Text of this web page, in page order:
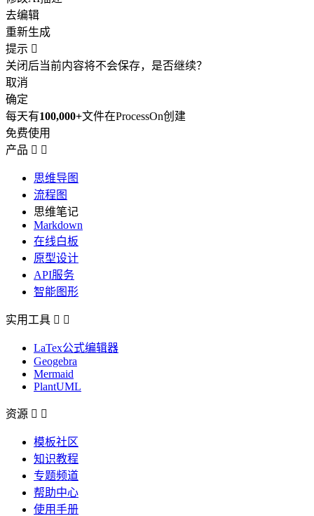
去编辑
重新生成
提示 
关闭后当前内容将不会保存，是否继续？
取消
确定
每天有100,000+文件在ProcessOn创建
免费使用
产品  
思维导图
流程图
思维笔记
Markdown
在线白板
原型设计
API服务
智能图形
实用工具  
LaTex公式编辑器
Geogebra
Mermaid
PlantUML
资源  
模板社区
知识教程
专题频道
帮助中心
使用手册